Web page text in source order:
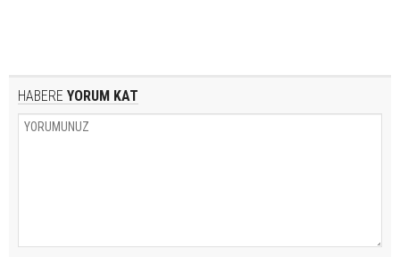
HABERE YORUM KAT